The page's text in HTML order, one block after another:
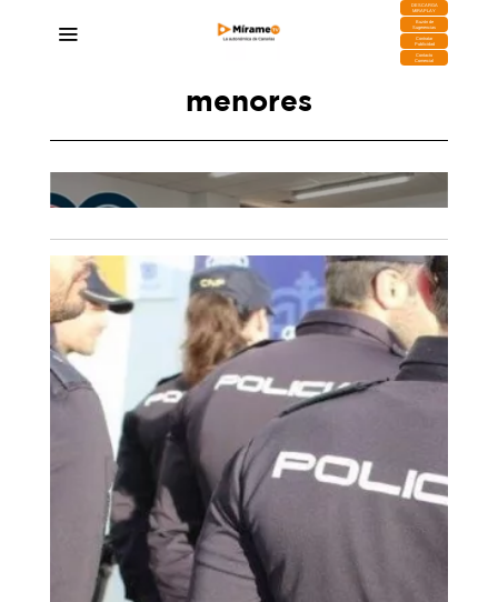
DESCARGA
MIRAPLAY
Buzón de
Sugerencias
Contratar
Publicidad
Contacto
Comercial
menores
La Policía Nacional forma a responsables de
centros de menores de Lanzarote para mejorar
la detección de delitos sexuales
15/06/2026